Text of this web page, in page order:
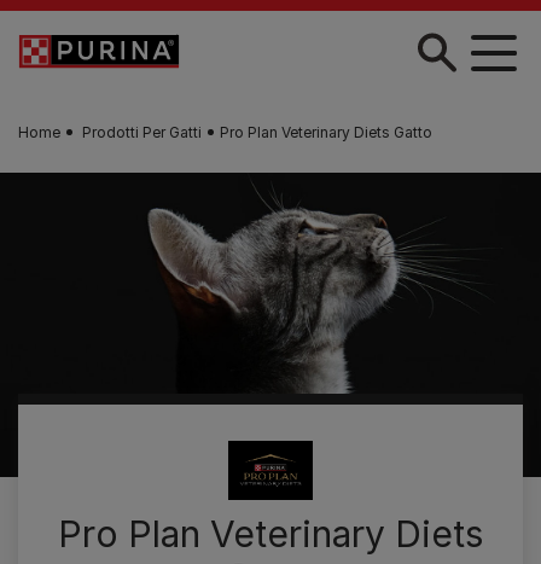
Skip to main content
Home Prodotti Per Gatti Pro Plan Veterinary Diets Gatto
Pro Plan Veterinary Diets